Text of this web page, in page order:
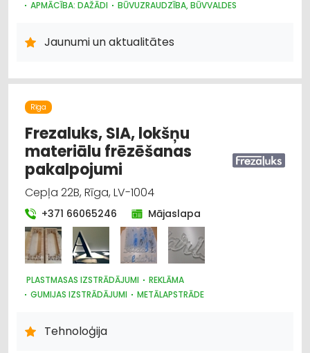
APMĀCĪBA: DAŽĀDI BŪVUZRAUDZĪBA, BŪVVALDES
Jaunumi un aktualitātes
Rīga
Frezaluks, SIA, lokšņu
materiālu frēzēšanas
pakalpojumi
Cepļa 22B, Rīga, LV-1004
+371 66065246 Mājaslapa
PLASTMASAS IZSTRĀDĀJUMI
REKLĀMA
GUMIJAS IZSTRĀDĀJUMI
METĀLAPSTRĀDE
Tehnoloģija